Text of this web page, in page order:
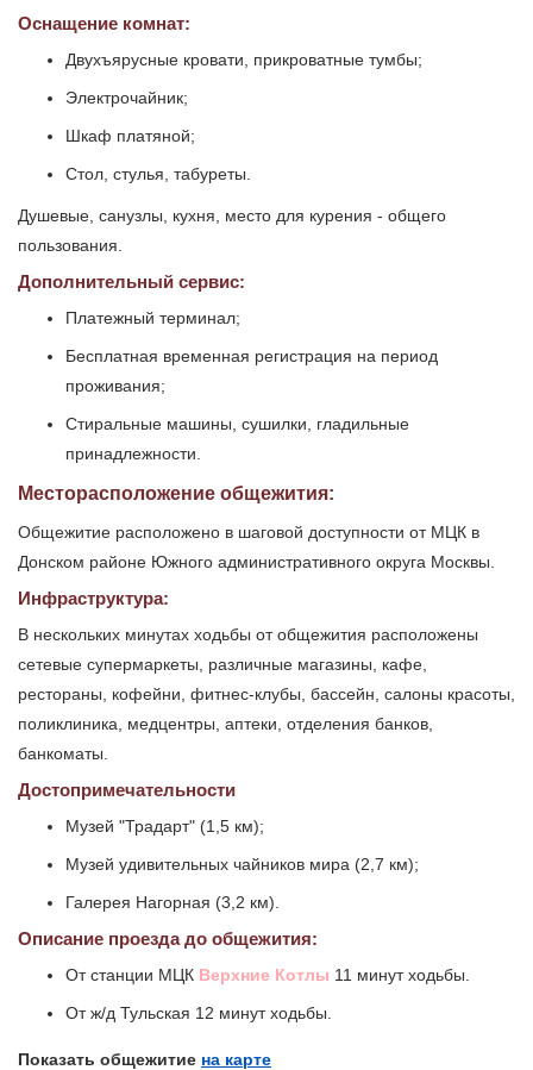
Оснащение комнат:
Двухъярусные кровати, прикроватные тумбы;
Электрочайник;
Шкаф платяной;
Стол, стулья, табуреты.
Душевые, санузлы, кухня, место для курения - общего
пользования.
Дополнительный сервис:
Платежный терминал;
Бесплатная временная регистрация на период
проживания;
Стиральные машины, сушилки, гладильные
принадлежности.
Месторасположение общежития:
Общежитие расположено в шаговой доступности от МЦК в
Донском районе Южного административного округа Москвы.
Инфраструктура:
В нескольких минутах ходьбы от общежития расположены
сетевые супермаркеты, различные магазины, кафе,
рестораны, кофейни, фитнес-клубы, бассейн, салоны красоты,
поликлиника, медцентры, аптеки, отделения банков,
банкоматы.
Достопримечательности
Музей "Традарт" (1,5 км);
Музей удивительных чайников мира (2,7 км);
Галерея Нагорная (3,2 км).
Описание проезда до общежития:
От станции МЦК Верхние Котлы 11 минут ходьбы.
От ж/д Тульская 12 минут ходьбы.
Показать общежитие на карте